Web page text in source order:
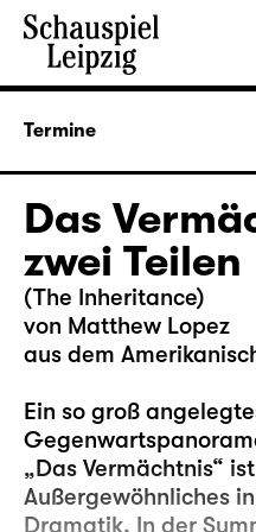
Termine
Das
zwei Teilen
(The Inheritance)
von Matthew Lopez
aus dem
Ein so groß
„Das Vermächtnis“
Außergewöhnliches
Dramatik. In der